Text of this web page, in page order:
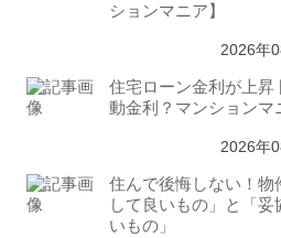
ションマニア】
2026年
住宅ローン金利が上昇
動金利？マンションマ
2026年
住んで後悔しない！物
して良いもの」と「妥
いもの」